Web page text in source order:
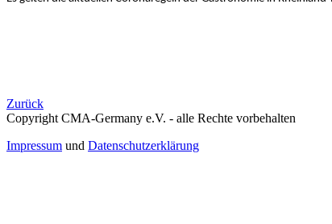
Zurück
Copyright CMA-Germany e.V. - alle Rechte vorbehalten
Impressum und Datenschutzerklärung